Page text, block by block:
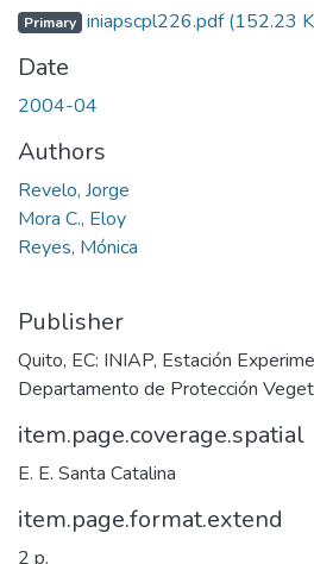
Primary iniapscpl226.pdf(152.23
Date
2004-04
Authors
Revelo, Jorge
Mora C., Eloy
Reyes, Mónica
Publisher
Quito, EC: INIAP, Estación
Departamento de Protección
item.page.coverage.spatial
E. E. Santa Catalina
item.page.format.extend
2 p.